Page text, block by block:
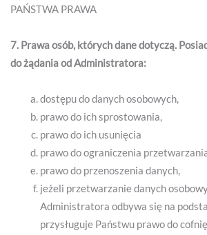
PAŃSTWA PRAWA
7. Prawa osób, których dane dotyczą.
do żądania od Administratora:
dostępu do danych osobowych,
prawo do ich sprostowania,
prawo do ich usunięcia
prawo do ograniczenia
prawo do przenoszenia danych,
jeżeli przetwarzanie danych
Administratora odbywa się na
przysługuje Państwu prawo do